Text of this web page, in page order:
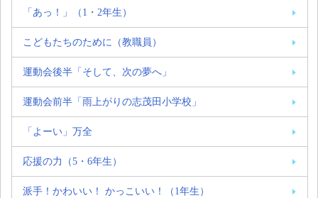
「あっ！」（1・2年生）
こどもたちのために（教職員）
運動会後半「そして、次の夢へ」
運動会前半「雨上がりの志茂田小学校」
「よーい」万全
応援の力（5・6年生）
派手！かわいい！ かっこいい！（1年生）